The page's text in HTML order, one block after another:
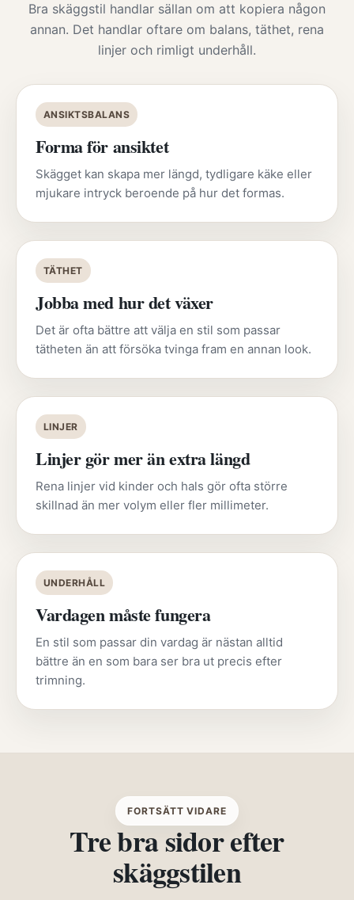
Bra skäggstil handlar sällan om att kopiera någon
annan. Det handlar oftare om balans, täthet, rena
linjer och rimligt underhåll.
ANSIKTSBALANS
Forma för ansiktet
Skägget kan skapa mer längd, tydligare käke eller
mjukare intryck beroende på hur det formas.
TÄTHET
Jobba med hur det växer
Det är ofta bättre att välja en stil som passar
tätheten än att försöka tvinga fram en annan look.
LINJER
Linjer gör mer än extra längd
Rena linjer vid kinder och hals gör ofta större
skillnad än mer volym eller fler millimeter.
UNDERHÅLL
Vardagen måste fungera
En stil som passar din vardag är nästan alltid
bättre än en som bara ser bra ut precis efter
trimning.
FORTSÄTT VIDARE
Tre bra sidor efter
skäggstilen